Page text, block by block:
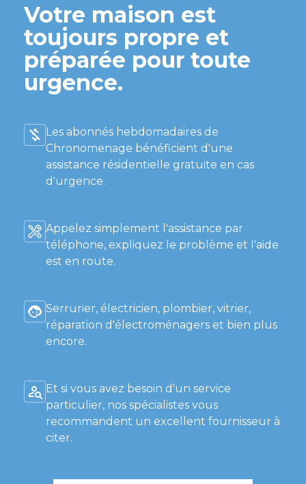
Votre maison est
toujours propre et
préparée pour toute
urgence.
Les abonnés hebdomadaires de
Chronomenage bénéficient d'une
assistance résidentielle gratuite en cas
d'urgence.
Appelez simplement l'assistance par
téléphone, expliquez le problème et l'aide
est en route.
Serrurier, électricien, plombier, vitrier,
réparation d'électroménagers et bien plus
encore.
Et si vous avez besoin d'un service
particulier, nos spécialistes vous
recommandent un excellent fournisseur à
citer.